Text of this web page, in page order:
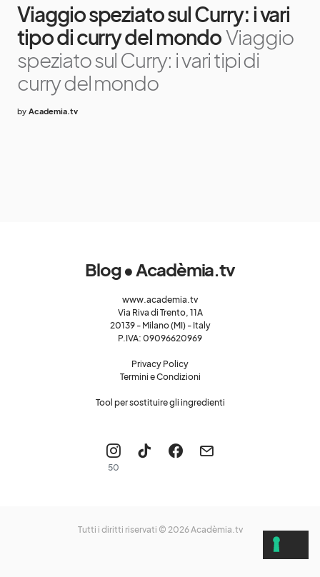
Viaggio speziato sul Curry: i vari
tipo di curry del mondoViaggio
speziato sul Curry: i vari tipi di
curry del mondo
by Academia.tv
Blog • Acadèmia.tv
www.academia.tv
Via Riva di Trento, 11A
20139 - Milano (MI) - Italy
P.IVA: 09096620969
Privacy Policy
Termini e Condizioni
Tool per sostituire gli ingredienti
50
Tutti i diritti riservati © 2026Acadèmia.tv